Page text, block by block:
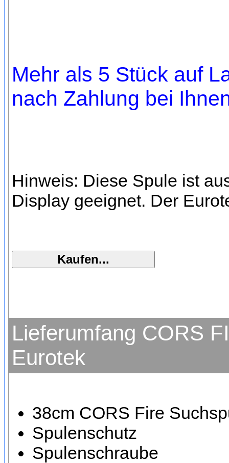
Mehr als 5 Stück auf
nach Zahlung bei
Hinweis: Diese Spule ist
Display geeignet. Der
Lieferumfang CORS
Eurotek
38cm CORS Fire
Spulenschutz
Spulenschraube